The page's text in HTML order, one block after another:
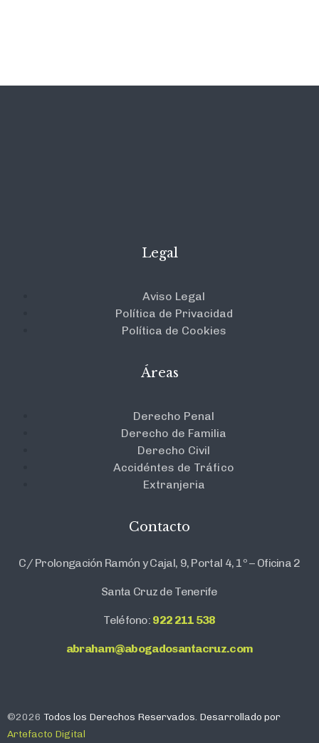
Legal
Aviso Legal
Política de Privacidad
Política de Cookies
Áreas
Derecho Penal
Derecho de Familia
Derecho Civil
Accidéntes de Tráfico
Extranjeria
Contacto
C/ Prolongación Ramón y Cajal, 9, Portal 4, 1º – Oficina 2
Santa Cruz de Tenerife
Teléfono: 922 211 538
abraham@abogadosantacruz.com
©2026 Todos los Derechos Reservados. Desarrollado por
Artefacto Digital